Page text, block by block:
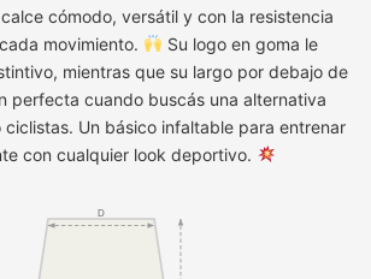
cómodo, versátil y con la resistencia
movimiento.
Su logo en goma le
mientras que su largo por debajo de
perfecta cuando buscás una alternativa
ciclistas. Un básico infaltable para entrenar
con cualquier look deportivo.
D